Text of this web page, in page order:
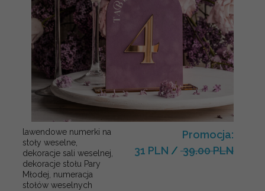
lawendowe numerki na
stoły weselne,
dekoracje sali weselnej,
dekoracje stołu Pary
Młodej, numeracja
stołów weselnych
Promocja:
31 PLN / 39.00 PLN